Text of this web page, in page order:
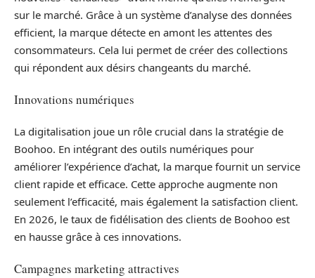
sur le marché. Grâce à un système d’analyse des données
efficient, la marque détecte en amont les attentes des
consommateurs. Cela lui permet de créer des collections
qui répondent aux désirs changeants du marché.
Innovations numériques
La digitalisation joue un rôle crucial dans la stratégie de
Boohoo. En intégrant des outils numériques pour
améliorer l’expérience d’achat, la marque fournit un service
client rapide et efficace. Cette approche augmente non
seulement l’efficacité, mais également la satisfaction client.
En 2026, le taux de fidélisation des clients de Boohoo est
en hausse grâce à ces innovations.
Campagnes marketing attractives